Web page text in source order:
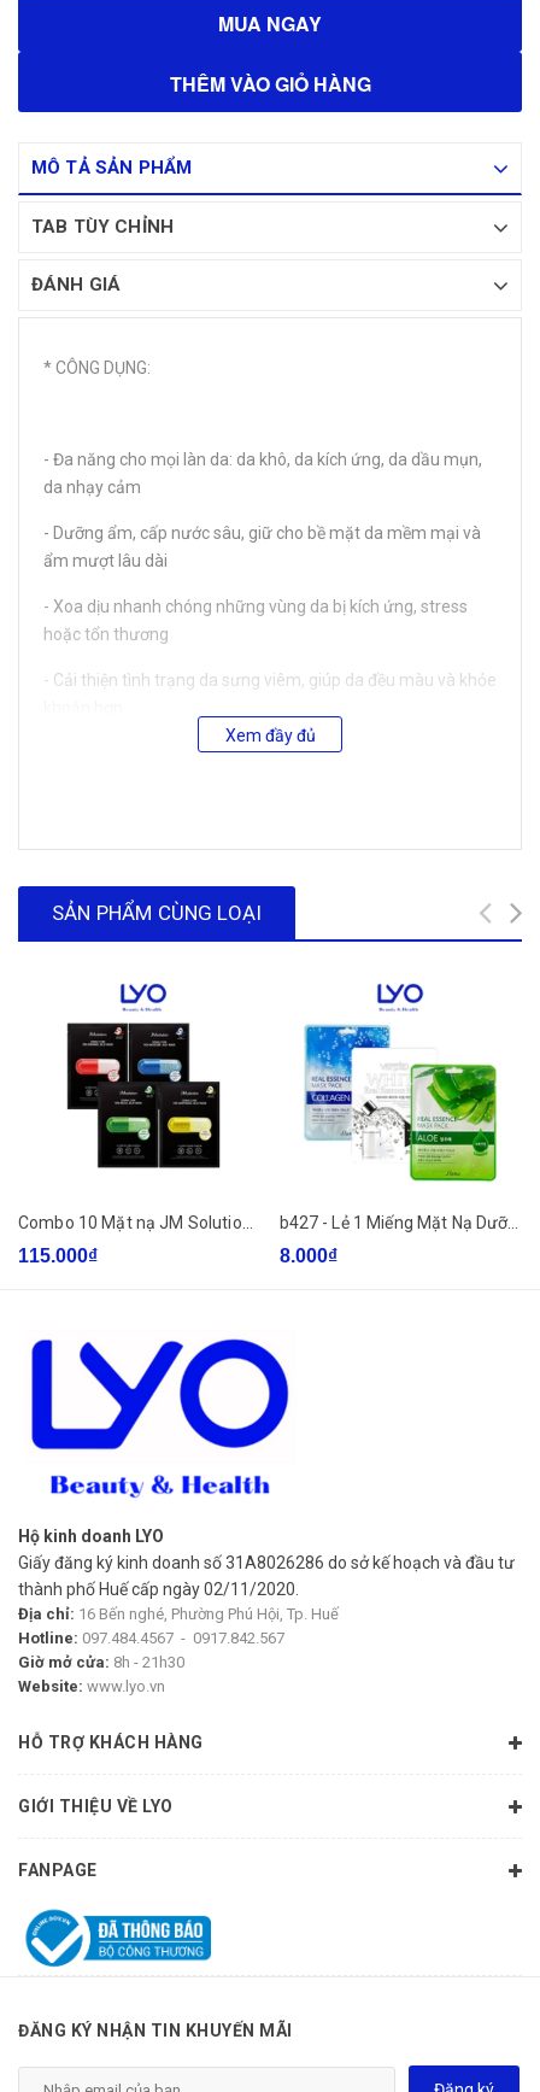
MUA NGAY
THÊM VÀO GIỎ HÀNG
MÔ TẢ SẢN PHẨM
TAB TÙY CHỈNH
ĐÁNH GIÁ
* CÔNG DỤNG:
- Đa năng cho mọi làn da: da khô, da kích ứng, da dầu mụn,
da nhạy cảm
- Dưỡng ẩm, cấp nước sâu, giữ cho bề mặt da mềm mại và
ẩm mượt lâu dài
- Xoa dịu nhanh chóng những vùng da bị kích ứng, stress
hoặc tổn thương
- Cải thiện tình trạng da sưng viêm, giúp da đều màu và khỏe
- Tăng cường hàng rào bảo vệ tự nhiên, ngăn ngừa dấu hiệu
- Bước 1: Làm sạch da bằng sữa rửa mặt và toner
- Bước 3: Tháo mặt nạ và vỗ nhẹ để dưỡng chất thẩm thấu
hết vào da
Xem đầy đủ
SẢN PHẨM CÙNG LOẠI
115.000₫
b427 - Lẻ 1 Miếng Mặt Nạ Dưỡng Chất Mix Vị Jluna Real Essence Mask Pack Hàn Quốc 20ml
8.000₫
Hộ kinh doanh LYO
Giấy đăng ký kinh doanh số 31A8026286 do sở kế hoạch và đầu tư
thành phố Huế cấp ngày 02/11/2020.
Địa chỉ: 16 Bến nghé, Phường Phú Hội, Tp. Huế
Hotline: 097.484.4567 - 0917.842.567
Giờ mở cửa: 8h - 21h30
Website: www.lyo.vn
HỖ TRỢ KHÁCH HÀNG
GIỚI THIỆU VỀ LYO
FANPAGE
ĐĂNG KÝ NHẬN TIN KHUYẾN MÃI